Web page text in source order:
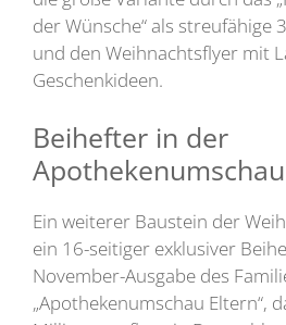
der Wünsche“ als streufähige
und den Weihnachtsflyer mit
Geschenkideen.
Beihefter in der
Ein weiterer Baustein der
ein 16-seitiger exklusiver
November-Ausgabe des
„Apothekenumschau Eltern“,